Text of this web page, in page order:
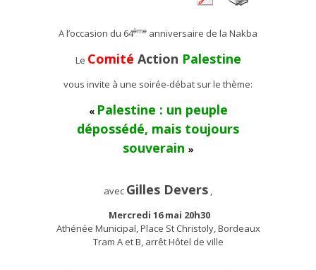
A l’occasion du 64ème anniversaire de la Nakba
Le Comité Action Palestine
vous invite à une soirée-débat sur le thème:
« Palestine : un peuple
dépossédé, mais toujours
souverain »
avec Gilles Devers ,
Mercredi 16 mai 20h30
Athénée Municipal, Place St Christoly, Bordeaux
Tram A et B, arrêt Hôtel de ville